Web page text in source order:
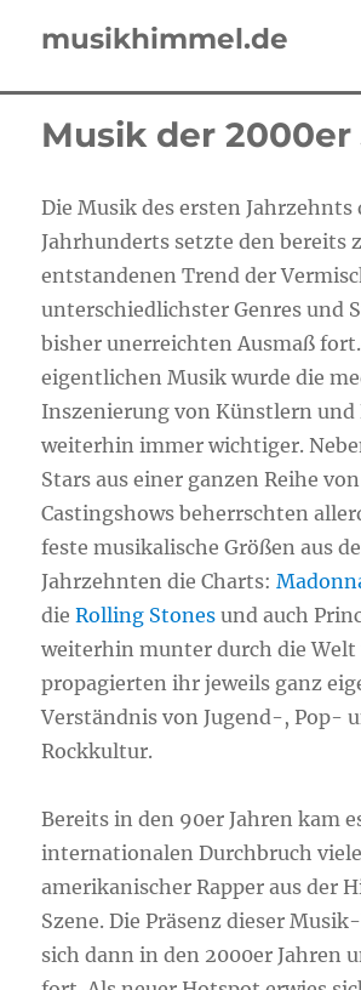
musikhimmel.de
Musik der 2000er
Die Musik des ersten Jahrzehnts
Jahrhunderts setzte den bereits
entstandenen Trend der
unterschiedlichster Genres und
bisher unerreichten Ausmaß
eigentlichen Musik wurde die
Inszenierung von Künstlern und
weiterhin immer wichtiger.
Stars aus einer ganzen Reihe
Castingshows beherrschten
feste musikalische Größen aus
Jahrzehnten die Charts:
dieRolling Stones und auch
weiterhin munter durch die Welt
propagierten ihr jeweils ganz
Verständnis von Jugend-, Pop-
Rockkultur.
Bereits in den 90er Jahren kam
internationalen Durchbruch
amerikanischer Rapper aus der
Szene. Die Präsenz dieser
sich dann in den 2000er Jahren